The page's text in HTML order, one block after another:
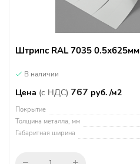
Штрипс RAL 7035 0.5х625мм
В наличии
Цена (с НДС) 767 руб. /м2
Покрытие
Толщина металла, мм
Габаритная ширина